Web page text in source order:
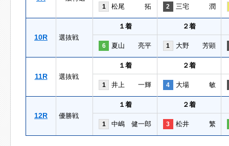
1 松尾 拓 2 三宅 潤
10R 選抜戦
１着 ２着
6 夏山 亮平 1 大野 芳顕
11R 選抜戦
１着 ２着
1 井上 一輝 4 大場 敏
12R 優勝戦
１着 ２着
1 中嶋 健一郎 3 松井 繁